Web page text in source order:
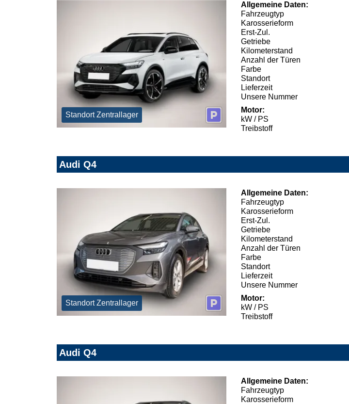
Standort Zentrallager
Allgemeine Daten:
Fahrzeugtyp
Karosserieform
Erst-Zul.
Getriebe
Kilometerstand
Anzahl der Türen
Farbe
Standort
Lieferzeit
Unsere Nummer
Motor:
kW / PS
Treibstoff
Audi Q4
Standort Zentrallager
Allgemeine Daten:
Fahrzeugtyp
Karosserieform
Erst-Zul.
Getriebe
Kilometerstand
Anzahl der Türen
Farbe
Standort
Lieferzeit
Unsere Nummer
Motor:
kW / PS
Treibstoff
Audi Q4
Allgemeine Daten:
Fahrzeugtyp
Karosserieform